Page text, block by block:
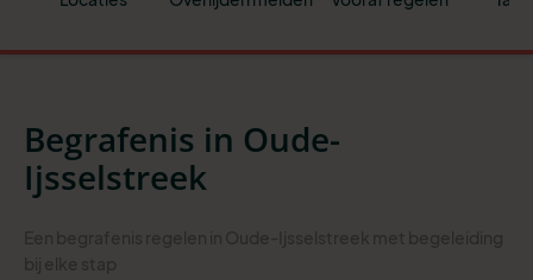
Begrafenis in Oude-
Ijsselstreek